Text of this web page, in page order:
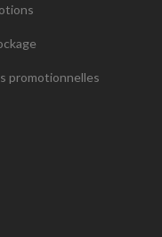
promotionnelles